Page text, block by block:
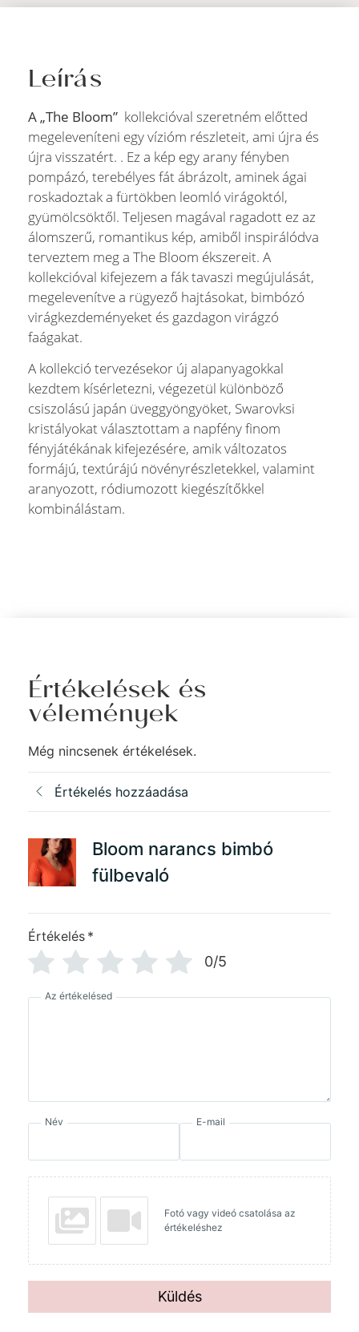
Leírás
A „The Bloom” kollekcióval szeretném előtted
megeleveníteni egy vízióm részleteit, ami újra és
újra visszatért. . Ez a kép egy arany fényben
pompázó, terebélyes fát ábrázolt, aminek ágai
roskadoztak a fürtökben leomló virágoktól,
gyümölcsöktől. Teljesen magával ragadott ez az
álomszerű, romantikus kép, amiből inspirálódva
terveztem meg a The Bloom ékszereit. A
kollekcióval kifejezem a fák tavaszi megújulását,
megelevenítve a rügyező hajtásokat, bimbózó
virágkezdeményeket és gazdagon virágzó
faágakat.
A kollekció tervezésekor új alapanyagokkal
kezdtem kísérletezni, végezetül különböző
csiszolású japán üveggyöngyöket, Swarovksi
kristályokat választottam a napfény finom
fényjátékának kifejezésére, amik változatos
formájú, textúrájú növényrészletekkel, valamint
aranyozott, ródiumozott kiegészítőkkel
kombinálástam.
Értékelések és
vélemények
Még nincsenek értékelések.
Értékelés hozzáadása
Bloom narancs bimbó
fülbevaló
Értékelés *
0/5
Az értékelésed
Név E-mail
Fotó vagy videó csatolása az
értékeléshez
Küldés